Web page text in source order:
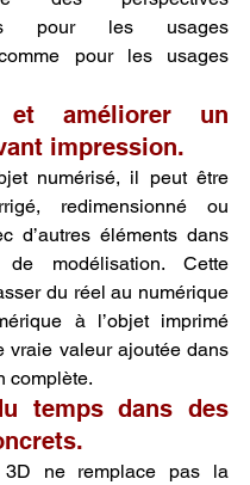
pour les usages
pour les usages
et améliorer un
impression.
numérisé, il peut être
redimensionné ou
d’autres éléments dans
modélisation. Cette
du réel au numérique
à l’objet imprimé
vraie valeur ajoutée dans
complète.
temps dans des
3D ne remplace pas la